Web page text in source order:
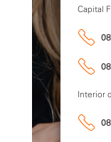
Capital
Interior